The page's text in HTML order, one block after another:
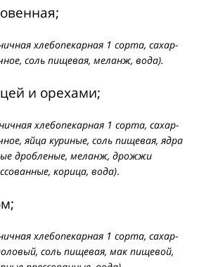
хлебопекарная 1 сорта, сахар-
соль пищевая, меланж, вода).
и орехами;
хлебопекарная 1 сорта, сахар-
яйца куриные, соль пищевая, ядра
дробленые, меланж, дрожжи
корица, вода).
хлебопекарная 1 сорта, сахар-
соль пищевая, мак пищевой,